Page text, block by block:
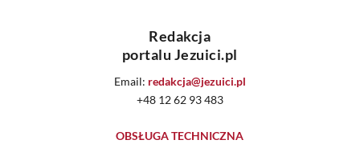
Redakcja
portalu Jezuici.pl
Email: redakcja@jezuici.pl
+48 12 62 93 483
OBSŁUGA TECHNICZNA